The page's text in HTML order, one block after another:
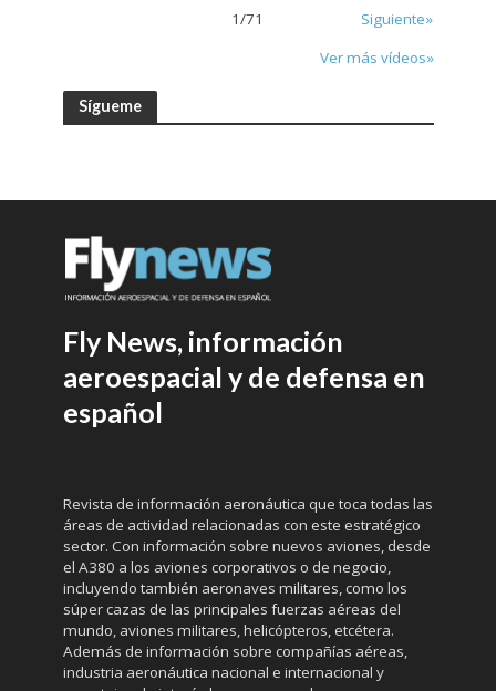
1/71
Siguiente»
Ver más vídeos»
Sígueme
Fly News, información
aeroespacial y de defensa en
español
Revista de información aeronáutica que toca todas las
áreas de actividad relacionadas con este estratégico
sector. Con información sobre nuevos aviones, desde
el A380 a los aviones corporativos o de negocio,
incluyendo también aeronaves militares, como los
súper cazas de las principales fuerzas aéreas del
mundo, aviones militares, helicópteros, etcétera.
Además de información sobre compañías aéreas,
industria aeronáutica nacional e internacional y